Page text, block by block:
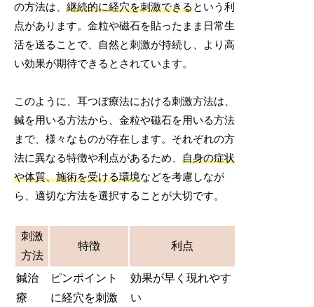
の方法は、継続的に経穴を刺激できるという利
点があります。金粒や磁石を貼ったまま日常生
活を送ることで、自然と刺激が持続し、より高
い効果が期待できるとされています。
このように、耳つぼ療法における刺激方法は、
鍼を用いる方法から、金粒や磁石を用いる方法
まで、様々なものが存在します。それぞれの方
法に異なる特徴や利点があるため、自身の症状
や体質、施術を受ける環境などを考慮しなが
ら、適切な方法を選択することが大切です。
刺激
方法
特徴 利点
鍼治
療
ピンポイント
に経穴を刺激
効果が早く現れやす
い